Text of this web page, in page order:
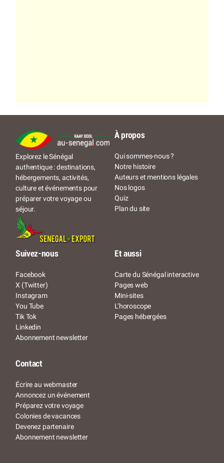
Explorez le Sénégal
authentique : destinations,
hébergements, activités,
culture et événements pour
préparer votre voyage ou
séjour.
À propos
Qui sommes-nous ?
Notre histoire
Auteurs et mentions légales
Nos logos
Quiz
Plan du site
Suivez-nous
Facebook
X (Twitter)
Instagram
You Tube
Tik Tok
Linkedin
Abonnement newsletter
Et aussi
Carte du Sénégal interactive
Pages web
Mini-sites
L’horoscope
Pages hébergées
Contact
Écrire au webmaster
Annoncez un événement
Préparez votre voyage
Colonies de vacances
Devenez partenaire
Abonnement newsletter